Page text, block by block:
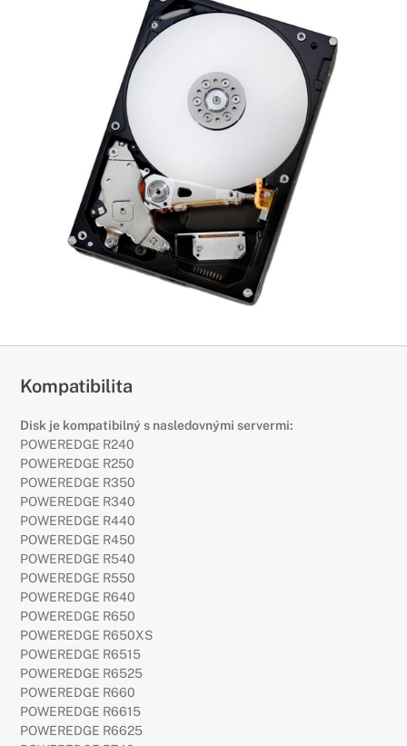
Kompatibilita
Disk je kompatibilný s nasledovnými servermi:
POWEREDGE R240
POWEREDGE R250
POWEREDGE R350
POWEREDGE R340
POWEREDGE R440
POWEREDGE R450
POWEREDGE R540
POWEREDGE R550
POWEREDGE R640
POWEREDGE R650
POWEREDGE R650XS
POWEREDGE R6515
POWEREDGE R6525
POWEREDGE R660
POWEREDGE R6615
POWEREDGE R6625